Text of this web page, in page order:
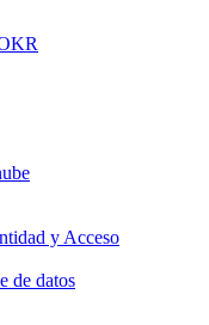
y Acceso
de datos